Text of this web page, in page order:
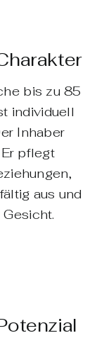
bis zu 85
individuell
Inhaber
pflegt
aus und